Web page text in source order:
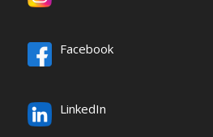
Facebook
LinkedIn